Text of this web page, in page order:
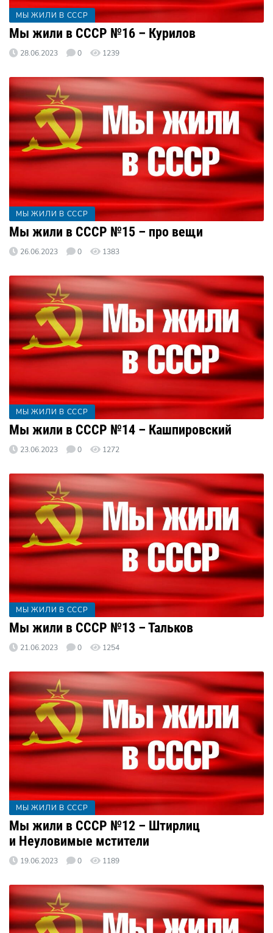
МЫ ЖИЛИ В СССР
Мы жили в СССР №16 – Курилов
28.06.2023 0 1239
МЫ ЖИЛИ В СССР
Мы жили в СССР №15 – про вещи
26.06.2023 0 1383
МЫ ЖИЛИ В СССР
Мы жили в СССР №14 – Кашпировский
23.06.2023 0 1272
МЫ ЖИЛИ В СССР
Мы жили в СССР №13 – Тальков
21.06.2023 0 1254
МЫ ЖИЛИ В СССР
Мы жили в СССР №12 – Штирлиц
и Неуловимые мстители
19.06.2023 0 1189